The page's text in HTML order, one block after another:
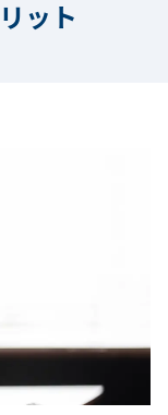
ット